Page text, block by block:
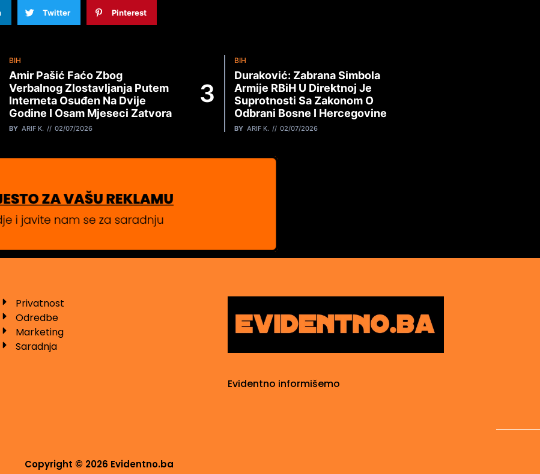
Twitter Pinterest
BIH
Amir Pašić Faćo Zbog
Verbalnog Zlostavljanja Putem
Interneta Osuđen Na Dvije
Godine I Osam Mjeseci Zatvora
BY ARIF K. 02/07/2026
BIH
Duraković: Zabrana Simbola
Armije RBiH U Direktnoj Je
Suprotnosti Sa Zakonom O
Odbrani Bosne I Hercegovine
BY ARIF K. 02/07/2026
Privatnost
Odredbe
Marketing
Saradnja
Evidentno informišemo
Copyright © 2026 Evidentno.ba